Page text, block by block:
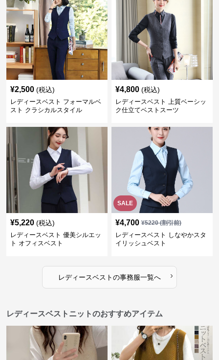
¥2,500 (税込)
レディースベスト フォーマルベ
スト クラシカルスタイル
¥4,800 (税込)
レディースベスト 上質ベーシッ
ク仕立てベストスーツ
¥5,220 (税込)
レディースベスト 優美シルエッ
ト オフィスベスト
SALE
¥4,700 ¥5220(割引前)
レディースベスト しなやかスタ
イリッシュベスト
レディースベストの事務服一覧へ ›
レディースベストニットのおすすめアイテム